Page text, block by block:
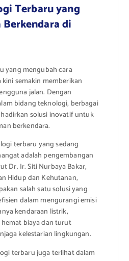
Terbaru yang
Berkendara di
yang mengubah cara
semakin memberikan
jalan. Dengan
bidang teknologi, berbagai
solusi inovatif untuk
berkendara.
terbaru yang sedang
adalah pengembangan
Dr. Ir. Siti Nurbaya Bakar,
Hidup dan Kehutanan,
salah satu solusi yang
dalam mengurangi emisi
kendaraan listrik,
biaya dan turut
kelestarian lingkungan.
terbaru juga terlihat dalam